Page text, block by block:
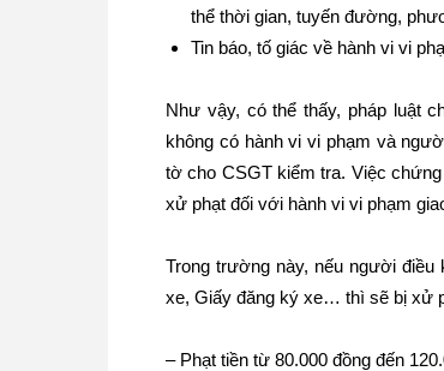
thể thời gian, tuyến đường,
Tin báo, tố giác về hành vi vi
Như vậy, có thể thấy, pháp luật
không có hành vi vi phạm và
tờ cho CSGT kiểm tra. Việc
xử phạt đối với hành vi vi phạm
Trong trường này, nếu người
xe, Giấy đăng ký xe… thì sẽ bị xử
– Phạt tiền từ 80.000 đồng đến